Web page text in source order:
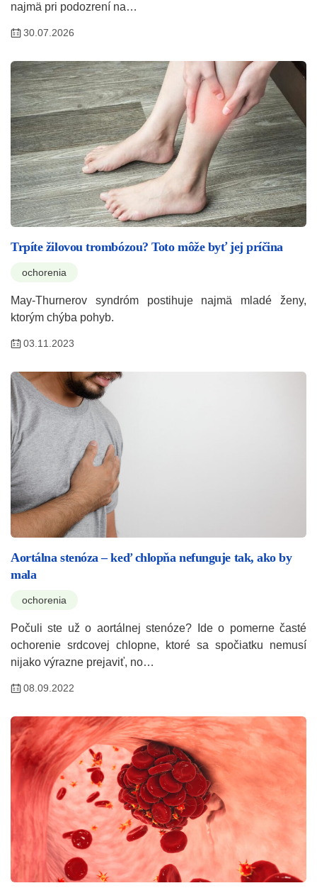
najmä pri podozrení na…
30.07.2026
Trpíte žilovou trombózou? Toto môže byť jej príčina
ochorenia
May-Thurnerov syndróm postihuje najmä mladé ženy,
ktorým chýba pohyb.
03.11.2023
Aortálna stenóza – keď chlopňa nefunguje tak, ako by
mala
ochorenia
Počuli ste už o aortálnej stenóze? Ide o pomerne časté
ochorenie srdcovej chlopne, ktoré sa spočiatku nemusí
nijako výrazne prejaviť, no…
08.09.2022